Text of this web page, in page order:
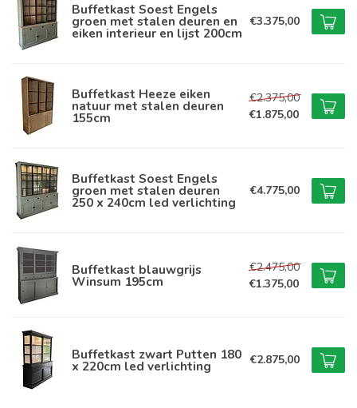
Buffetkast Soest Engels
groen met stalen deuren en
eiken interieur en lijst 200cm
€3.375,00
Buffetkast Heeze eiken
natuur met stalen deuren
155cm
€2.375,00
€1.875,00
Buffetkast Soest Engels
groen met stalen deuren
250 x 240cm led verlichting
€4.775,00
Buffetkast blauwgrijs
Winsum 195cm
€2.475,00
€1.375,00
Buffetkast zwart Putten 180
x 220cm led verlichting €2.875,00